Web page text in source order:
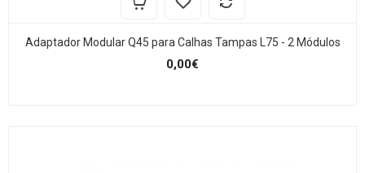
Adaptador Modular Q45 para Calhas Tampas L75 - 2 Módulos
0,00€